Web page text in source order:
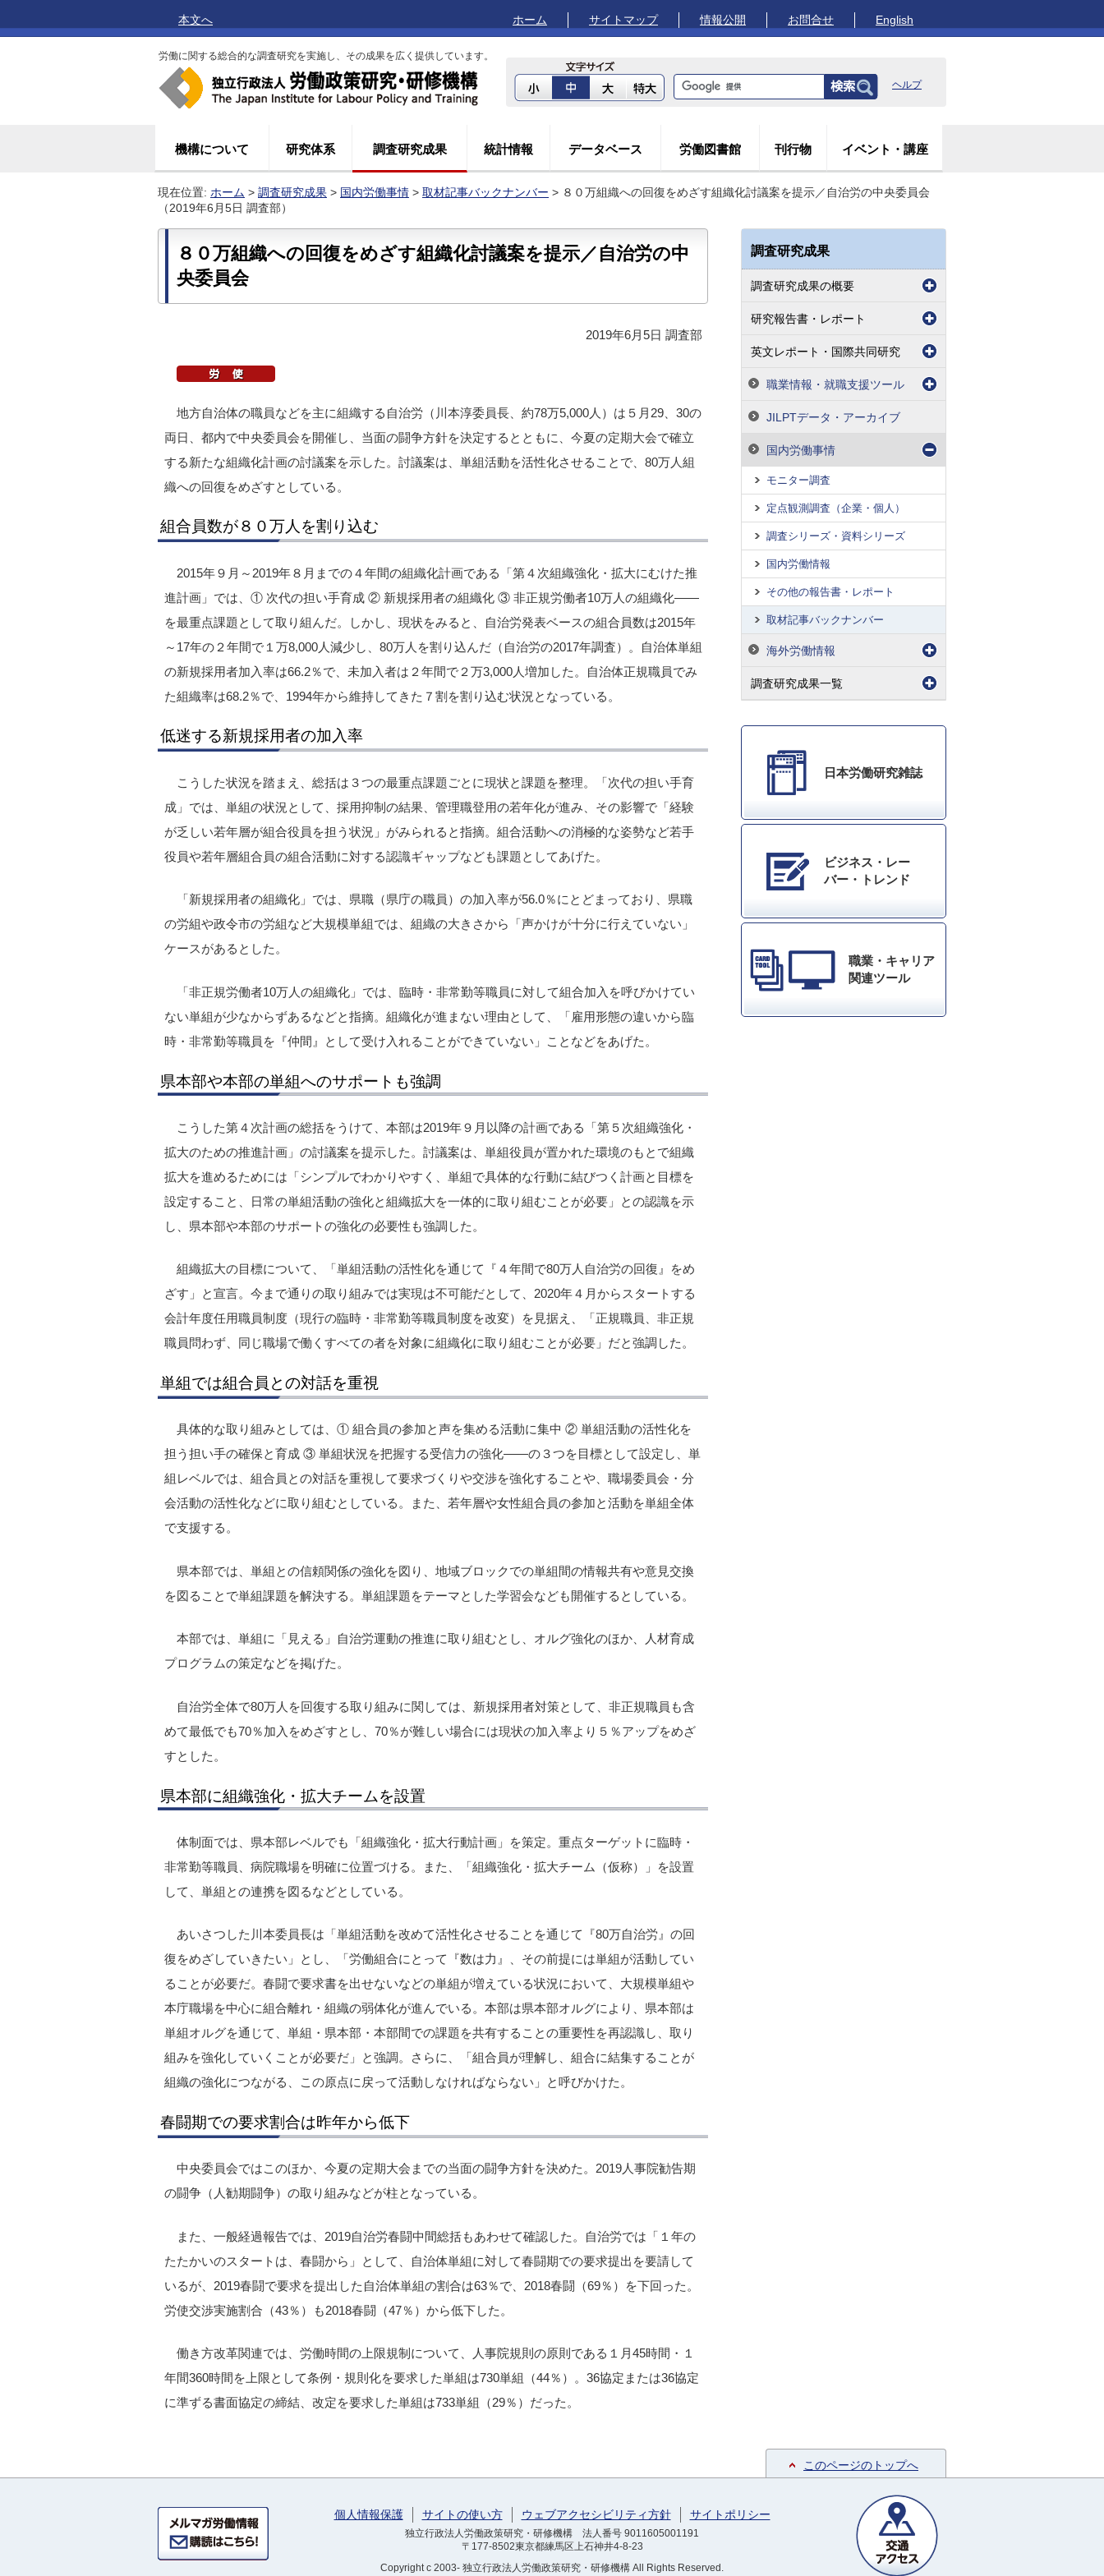
本文へ ホーム サイトマップ 情報公開 お問合せ English
労働に関する総合的な調査研究を実施し、その成果を広く提供しています。
ヘルプ
機構について 研究体系 調査研究成果 統計情報 データベース 労働図書館 刊行物 イベント・講座
現在位置: ホーム > 調査研究成果 > 国内労働事情 > 取材記事バックナンバー > ８０万組織への回復をめざす組織化討議案を提示／自治労の中央委員会
（2019年6月5日 調査部）
８０万組織への回復をめざす組織化討議案を提示／自治労の中
央委員会
2019年6月5日 調査部
地方自治体の職員などを主に組織する自治労（川本淳委員長、約78万5,000人）は５月29、30の
両日、都内で中央委員会を開催し、当面の闘争方針を決定するとともに、今夏の定期大会で確立
する新たな組織化計画の討議案を示した。討議案は、単組活動を活性化させることで、80万人組
織への回復をめざすとしている。
組合員数が８０万人を割り込む
2015年９月～2019年８月までの４年間の組織化計画である「第４次組織強化・拡大にむけた推
進計画」では、① 次代の担い手育成 ② 新規採用者の組織化 ③ 非正規労働者10万人の組織化――
を最重点課題として取り組んだ。しかし、現状をみると、自治労発表ベースの組合員数は2015年
～17年の２年間で１万8,000人減少し、80万人を割り込んだ（自治労の2017年調査）。自治体単組
の新規採用者加入率は66.2％で、未加入者は２年間で２万3,000人増加した。自治体正規職員でみ
た組織率は68.2％で、1994年から維持してきた７割を割り込む状況となっている。
低迷する新規採用者の加入率
こうした状況を踏まえ、総括は３つの最重点課題ごとに現状と課題を整理。「次代の担い手育
成」では、単組の状況として、採用抑制の結果、管理職登用の若年化が進み、その影響で「経験
が乏しい若年層が組合役員を担う状況」がみられると指摘。組合活動への消極的な姿勢など若手
役員や若年層組合員の組合活動に対する認識ギャップなども課題としてあげた。
「新規採用者の組織化」では、県職（県庁の職員）の加入率が56.0％にとどまっており、県職
の労組や政令市の労組など大規模単組では、組織の大きさから「声かけが十分に行えていない」
ケースがあるとした。
「非正規労働者10万人の組織化」では、臨時・非常勤等職員に対して組合加入を呼びかけてい
ない単組が少なからずあるなどと指摘。組織化が進まない理由として、「雇用形態の違いから臨
時・非常勤等職員を『仲間』として受け入れることができていない」ことなどをあげた。
県本部や本部の単組へのサポートも強調
こうした第４次計画の総括をうけて、本部は2019年９月以降の計画である「第５次組織強化・
拡大のための推進計画」の討議案を提示した。討議案は、単組役員が置かれた環境のもとで組織
拡大を進めるためには「シンプルでわかりやすく、単組で具体的な行動に結びつく計画と目標を
設定すること、日常の単組活動の強化と組織拡大を一体的に取り組むことが必要」との認識を示
し、県本部や本部のサポートの強化の必要性も強調した。
組織拡大の目標について、「単組活動の活性化を通じて『４年間で80万人自治労の回復』をめ
ざす」と宣言。今まで通りの取り組みでは実現は不可能だとして、2020年４月からスタートする
会計年度任用職員制度（現行の臨時・非常勤等職員制度を改変）を見据え、「正規職員、非正規
職員問わず、同じ職場で働くすべての者を対象に組織化に取り組むことが必要」だと強調した。
単組では組合員との対話を重視
具体的な取り組みとしては、① 組合員の参加と声を集める活動に集中 ② 単組活動の活性化を
担う担い手の確保と育成 ③ 単組状況を把握する受信力の強化――の３つを目標として設定し、単
組レベルでは、組合員との対話を重視して要求づくりや交渉を強化することや、職場委員会・分
会活動の活性化などに取り組むとしている。また、若年層や女性組合員の参加と活動を単組全体
で支援する。
県本部では、単組との信頼関係の強化を図り、地域ブロックでの単組間の情報共有や意見交換
を図ることで単組課題を解決する。単組課題をテーマとした学習会なども開催するとしている。
本部では、単組に「見える」自治労運動の推進に取り組むとし、オルグ強化のほか、人材育成
プログラムの策定などを掲げた。
自治労全体で80万人を回復する取り組みに関しては、新規採用者対策として、非正規職員も含
めて最低でも70％加入をめざすとし、70％が難しい場合には現状の加入率より５％アップをめざ
すとした。
県本部に組織強化・拡大チームを設置
体制面では、県本部レベルでも「組織強化・拡大行動計画」を策定。重点ターゲットに臨時・
非常勤等職員、病院職場を明確に位置づける。また、「組織強化・拡大チーム（仮称）」を設置
して、単組との連携を図るなどとしている。
あいさつした川本委員長は「単組活動を改めて活性化させることを通じて『80万自治労』の回
復をめざしていきたい」とし、「労働組合にとって『数は力』、その前提には単組が活動してい
ることが必要だ。春闘で要求書を出せないなどの単組が増えている状況において、大規模単組や
本庁職場を中心に組合離れ・組織の弱体化が進んでいる。本部は県本部オルグにより、県本部は
単組オルグを通じて、単組・県本部・本部間での課題を共有することの重要性を再認識し、取り
組みを強化していくことが必要だ」と強調。さらに、「組合員が理解し、組合に結集することが
組織の強化につながる、この原点に戻って活動しなければならない」と呼びかけた。
春闘期での要求割合は昨年から低下
中央委員会ではこのほか、今夏の定期大会までの当面の闘争方針を決めた。2019人事院勧告期
の闘争（人勧期闘争）の取り組みなどが柱となっている。
また、一般経過報告では、2019自治労春闘中間総括もあわせて確認した。自治労では「１年の
たたかいのスタートは、春闘から」として、自治体単組に対して春闘期での要求提出を要請して
いるが、2019春闘で要求を提出した自治体単組の割合は63％で、2018春闘（69％）を下回った。
労使交渉実施割合（43％）も2018春闘（47％）から低下した。
働き方改革関連では、労働時間の上限規制について、人事院規則の原則である１月45時間・１
年間360時間を上限として条例・規則化を要求した単組は730単組（44％）。36協定または36協定
に準ずる書面協定の締結、改定を要求した単組は733単組（29％）だった。
調査研究成果
調査研究成果の概要
研究報告書・レポート
英文レポート・国際共同研究
職業情報・就職支援ツール
JILPTデータ・アーカイブ
国内労働事情
モニター調査
定点観測調査（企業・個人）
調査シリーズ・資料シリーズ
国内労働情報
その他の報告書・レポート
取材記事バックナンバー
海外労働情報
調査研究成果一覧
日本労働研究雑誌
ビジネス・レー
バー・トレンド
職業・キャリア
関連ツール
このページのトップへ
個人情報保護 サイトの使い方 ウェブアクセシビリティ方針 サイトポリシー
独立行政法人労働政策研究・研修機構 法人番号 9011605001191
〒177-8502東京都練馬区上石神井4-8-23
Copyrightc 2003- 独立行政法人労働政策研究・研修機構 All Rights Reserved.